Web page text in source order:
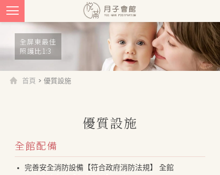
全屏東最佳
照護比1:3
首頁 > 優質設施
優質設施
全館配備
完善安全消防設備【符合政府消防法規】 全館